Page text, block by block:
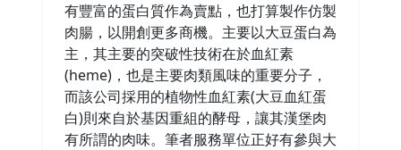
有豐富的蛋白質作為賣點，也打算製作仿製
肉腸，以開創更多商機。主要以大豆蛋白為
主，其主要的突破性技術在於血紅素
(heme)，也是主要肉類風味的重要分子，
而該公司採用的植物性血紅素(大豆血紅蛋
白)則來自於基因重組的酵母，讓其漢堡肉
有所謂的肉味。筆者服務單位正好有參與大